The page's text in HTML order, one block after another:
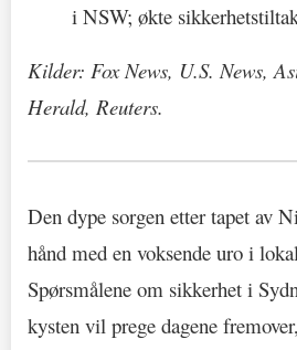
i NSW; økte
Kilder: Fox News, U.S. News,
Herald, Reuters.
Den dype sorgen etter tapet av
hånd med en voksende uro i
Spørsmålene om sikkerhet i
kysten vil prege dagene